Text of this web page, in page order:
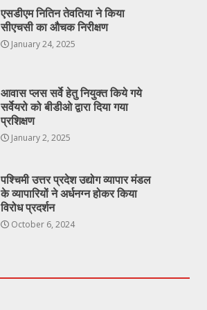
एसडीएम नितिन तेवतिया ने किया
सीएचसी का औचक निरीक्षण
January 24, 2025
आवास प्लस सर्वे हेतु नियुक्त किये गये
सर्वेयरो को बीडीओ द्वारा दिया गया
प्रशिक्षण
January 2, 2025
पश्चिमी उत्तर प्रदेश उद्योग व्यापार मंडल
के व्यापारियों ने अर्धनग्न होकर किया
विरोध प्रदर्शन
October 6, 2024